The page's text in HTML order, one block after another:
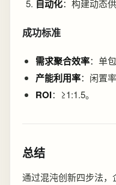
自动化：构建动态
成功标准
需求聚合效率：单
产能利用率：闲置
ROI：≥1:1.5。
总结
通过混沌创新四步法